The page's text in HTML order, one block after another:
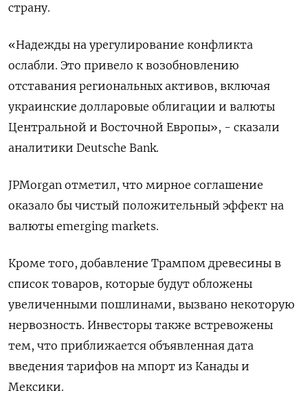
страну.
«Надежды на урегулирование конфликта
ослабли. Это привело к возобновлению
отставания региональных активов, включая
украинские долларовые облигации и валюты
Центральной и Восточной Европы», - сказали
аналитики Deutsche Bank.
JPMorgan отметил, что мирное соглашение
оказало бы чистый положительный эффект на
валюты emerging markets.
Кроме того, добавление Трампом древесины в
список товаров, которые будут обложены
увеличенными пошлинами, вызвано некоторую
нервозность. Инвесторы также встревожены
тем, что приближается объявленная дата
введения тарифов на мпорт из Канады и
Мексики.